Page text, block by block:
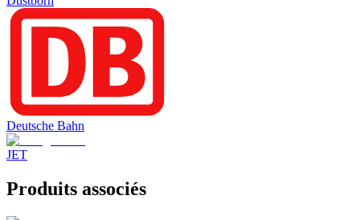
Deutsche Bahn
JET
Produits associés